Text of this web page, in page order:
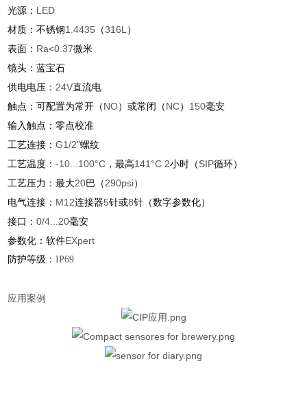
光源： LED
材质：不锈钢1.4435 （316L ）
表面： Ra<0.37微米
镜头：蓝宝石
供电电压： 24V直流电
触点：可配置为常开（NO）或常闭（NC） 150毫安
输入触点：零点校准
工艺连接：G1/2"螺纹
工艺温度：-10...100°C ，最高141°C 2小时（SIP循环）
工艺压力：最大20巴（290psi）
电气连接： M12连接器5针或8针（数字参数化）
接口：0/4...20毫安
参数化：软件EXpert
防护等级：IP69
应用案例